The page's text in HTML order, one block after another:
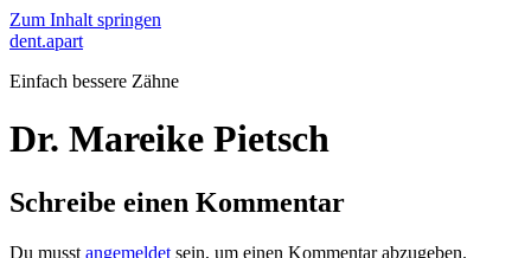
Zum Inhalt springen
dent.apart
Einfach bessere Zähne
Dr. Mareike Pietsch
Schreibe einen Kommentar
Du musst angemeldet sein, um einen Kommentar abzugeben.